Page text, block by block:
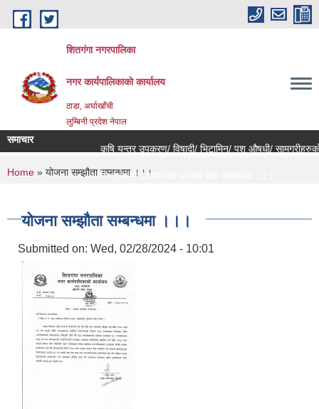
Skip to main content
शितगंगा नगरपालिका
नगर कार्यपालिकाकाे कार्यालय
ठाडा, अर्घाखाँची
लुम्बिनी प्रदेश नेपाल
समाचार
कृषि यन्त्र उपकरण/ विषादी/ भिटामिन/ पशु औषधी/
नि:शुल्क मनोसामाजिक परामर्श सेवा सम्बन्धमा ।।।
You are here
Home » योजना सम्झौता सम्बन्धमा ।।।
योजना सम्झौता सम्बन्धमा ।।।
Submitted on: Wed, 02/28/2024 - 10:01